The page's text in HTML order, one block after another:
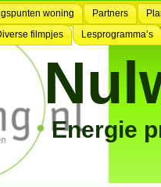
woning Partners
filmpjes Lesprogramma’s
Energie